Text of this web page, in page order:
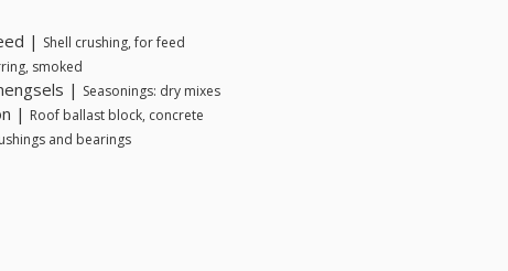
| Shell crushing, for feed
smoked
| Seasonings: dry mixes
| Roof ballast block, concrete
and bearings